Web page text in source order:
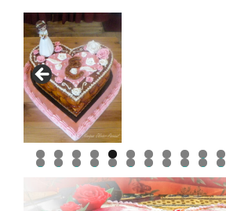
0 1
7 8 9 0 1 2 3 4 5 6 7